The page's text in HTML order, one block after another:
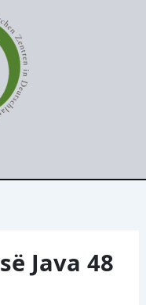
Java 48